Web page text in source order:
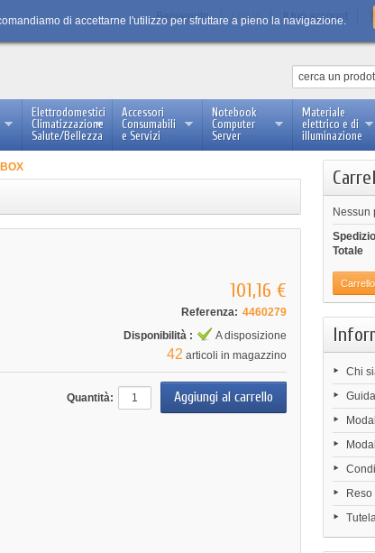
Benvenuto Log in Il tuo account
Elettrodomestici
Climatizzazione
Salute/Bellezza
Accessori
Consumabili
e Servizi
Notebook
Computer
Server
Materiale
elettrico e di
illuminazione
di accettarne l'utilizzo per sfruttare a pieno la navigazione.
101,16 €
Referenza: 4460279
Disponibilità :
A disposizione
42 articoli in magazzino
Quantità:
Nessun
Totale
Carrello
Chi